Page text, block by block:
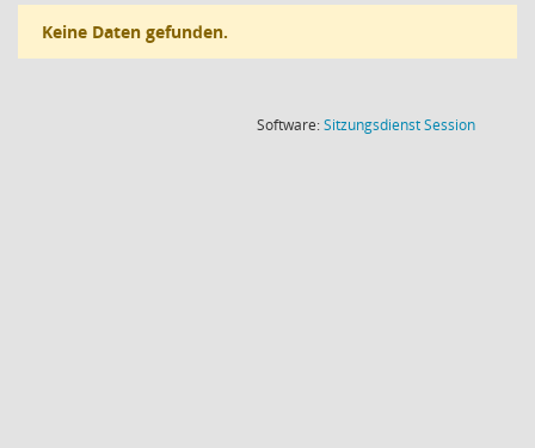
Keine Daten gefunden.
Software:SitzungsdienstSession(Wird in